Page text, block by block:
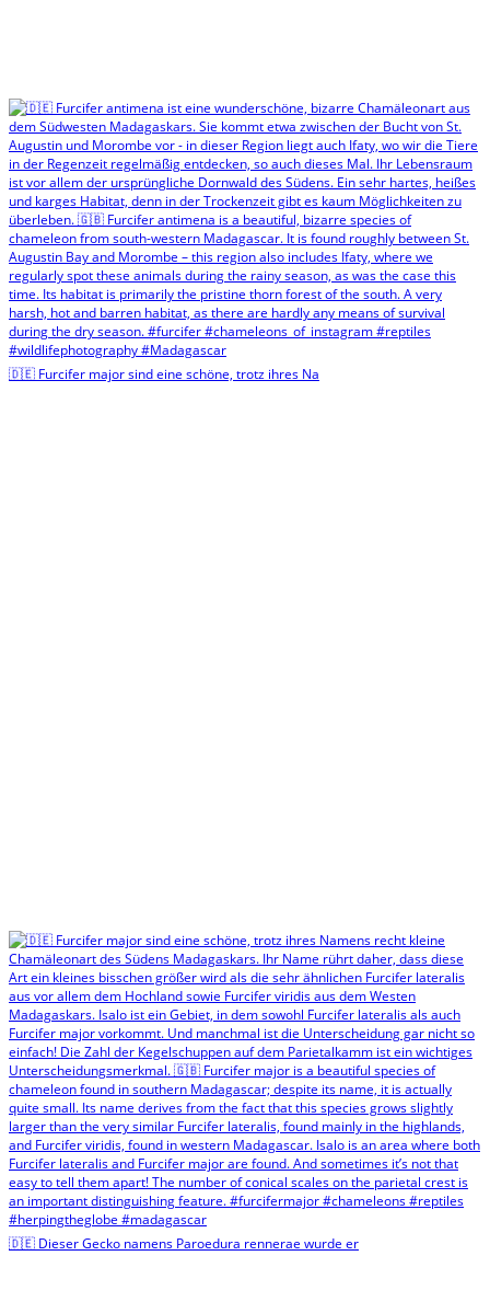
🇩🇪 Furcifer major sind eine schöne, trotz ihres Na
🇩🇪 Dieser Gecko namens Paroedura rennerae wurde er